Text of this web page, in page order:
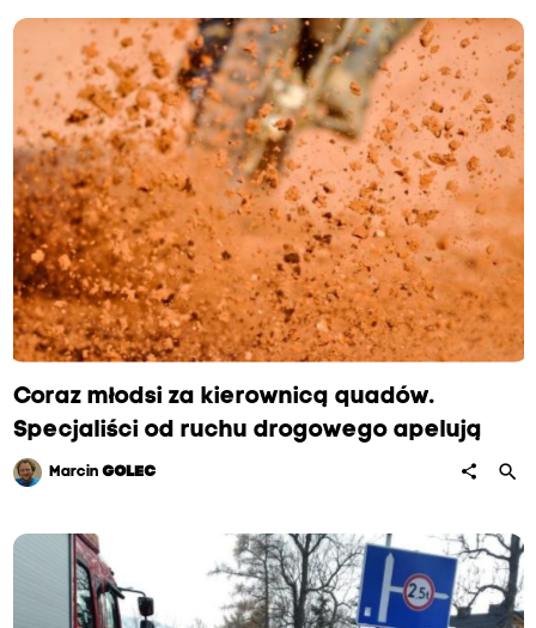
Coraz młodsi za kierownicą quadów.
Specjaliści od ruchu drogowego apelują
MarcinGOLEC share search